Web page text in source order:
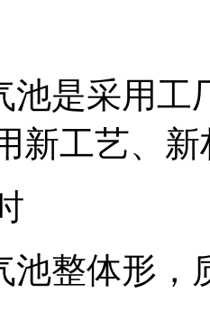
是采用工
新工艺、
整体形，